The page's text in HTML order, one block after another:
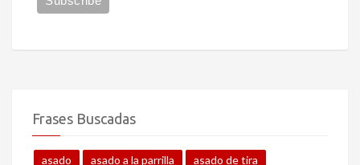
Frases Buscadas
asado asado a la parrilla
asado de tira